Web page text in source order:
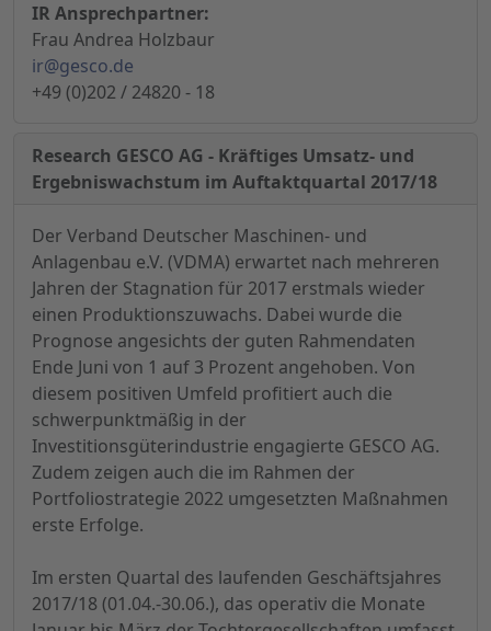
IR Ansprechpartner:
Frau Andrea Holzbaur
ir@gesco.de
+49 (0)202 / 24820 - 18
Research GESCO AG - Kräftiges Umsatz- und
Ergebniswachstum im Auftaktquartal 2017/18
Der Verband Deutscher Maschinen- und
Anlagenbau e.V. (VDMA) erwartet nach mehreren
Jahren der Stagnation für 2017 erstmals wieder
einen Produktionszuwachs. Dabei wurde die
Prognose angesichts der guten Rahmendaten
Ende Juni von 1 auf 3 Prozent angehoben. Von
diesem positiven Umfeld profitiert auch die
schwerpunktmäßig in der
Investitionsgüterindustrie engagierte GESCO AG.
Zudem zeigen auch die im Rahmen der
Portfoliostrategie 2022 umgesetzten Maßnahmen
erste Erfolge.
Im ersten Quartal des laufenden Geschäftsjahres
2017/18 (01.04.-30.06.), das operativ die Monate